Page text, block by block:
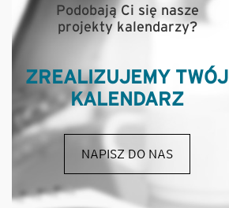
Podobają Ci się nasze
projekty kalendarzy?
ZREALIZUJEMY TWÓJ
KALENDARZ
NAPISZ DO NAS